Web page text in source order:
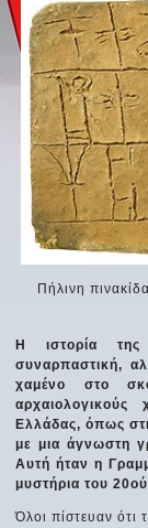
Πήλινη
Η ιστορία
συναρπαστική,
χαμένο στο
Ελλάδας, όπως
με μια άγνωστη
Αυτή ήταν η
μυστήρια του
Όλοι πίστευαν ότι